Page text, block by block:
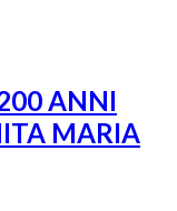
ANNI
MARIA